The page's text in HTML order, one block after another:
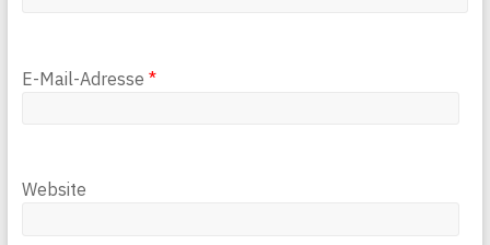
E-Mail-Adresse *
Website